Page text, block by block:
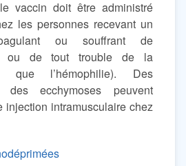
vaccin doit être administré
les personnes recevant un
ou souffrant de
ou de tout trouble de la
que l’hémophilie). Des
des ecchymoses peuvent
injection intramusculaire chez